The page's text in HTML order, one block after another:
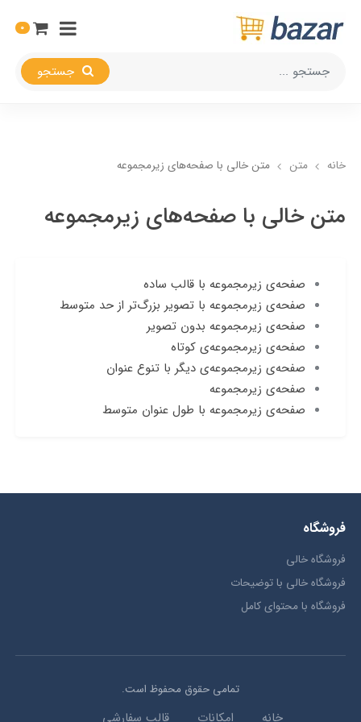
0
خانه متن متن خالی با صفحه‌های زیرمجموعه
متن خالی با صفحه‌های زیرمجموعه
صفحه‌ی زیرمجموعه با قالب ساده
صفحه‌ی زیرمجموعه با تصویر بزرگ‌تر از حد متوسط
صفحه‌ی زیرمجموعه بدون تصویر
صفحه‌ی زیرمجموعه‌ی کوتاه
صفحه‌ی زیرمجموعه‌ی دیگر با تنوع عنوان
صفحه‌ی زیرمجموعه
صفحه‌ی زیرمجموعه با طول عنوان متوسط
فروشگاه
فروشگاه خالی
فروشگاه خالی با توضیحات
فروشگاه با محتوای کامل
تمامی حقوق محفوظ است.
خانه امکانات قالب سفارشی